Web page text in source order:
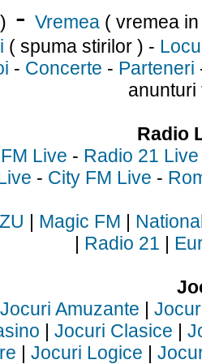
- Vremea ( vremea
( spuma stirilor ) -
- Concerte - Parteneri
anunturi
Radio
Live - Radio 21 Live
- City FM Live -
| Magic FM |
| Radio 21 |
Jocuri Amuzante |
| Jocuri Clasice |
| Jocuri Logice |